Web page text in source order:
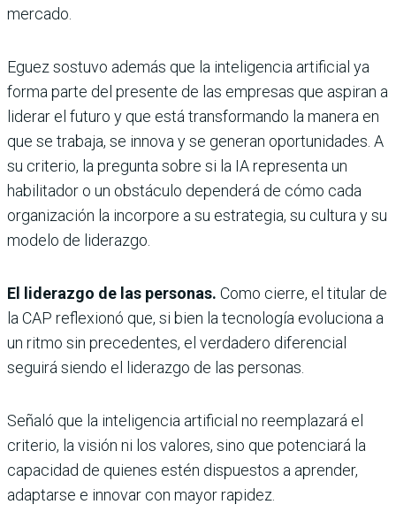
mercado.
Eguez sostuvo además que la inteligencia artificial ya
forma parte del presente de las empresas que aspiran a
liderar el futuro y que está transformando la manera en
que se trabaja, se innova y se generan oportunidades. A
su criterio, la pregunta sobre si la IA representa un
habilitador o un obstáculo dependerá de cómo cada
organización la incorpore a su estrategia, su cultura y su
modelo de liderazgo.
El liderazgo de las personas. Como cierre, el titular de
la CAP reflexionó que, si bien la tecnología evoluciona a
un ritmo sin precedentes, el verdadero diferencial
seguirá siendo el liderazgo de las personas.
Señaló que la inteligencia artificial no reemplazará el
criterio, la visión ni los valores, sino que potenciará la
capacidad de quienes estén dispuestos a aprender,
adaptarse e innovar con mayor rapidez.